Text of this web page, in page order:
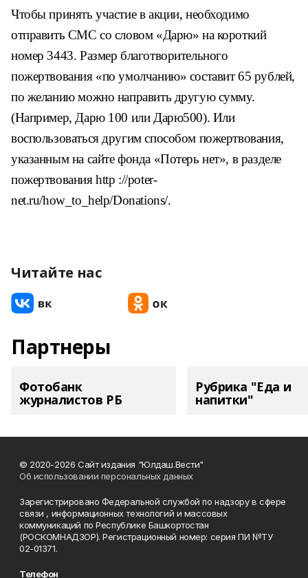
Чтобы принять участие в акции, необходимо
отправить CMC со словом «Дарю» на короткий
номер 3443. Размер благотворительного
пожертвования «по умолчанию» составит 65 рублей,
по желанию можно направить другуюсумму.
(Например, Дарю 100 или Дарю500). Или
воспользоваться другимспособом пожертвования,
указанным на сайте фонда «Потерь нет», в разделе
пожертвования http ://poter-
net.ru/how_to_help/Donations/.
Читайте нас
Партнеры
Фотобанк
журналистов РБ
Рубрика "Еда и
напитки"
© 2020-2026 Сайт издания "Юлдаш.Вести"
Об использовании персональных данных
Зарегистрировано Федеральной службой по надзору в сфере
связи , информационных технологий и массовых
коммуникаций по Республике Башкортостан
(РОСКОМНАДЗОР). Регистрационный номер: серия ПИ №ТУ
02-01371.
Телефон